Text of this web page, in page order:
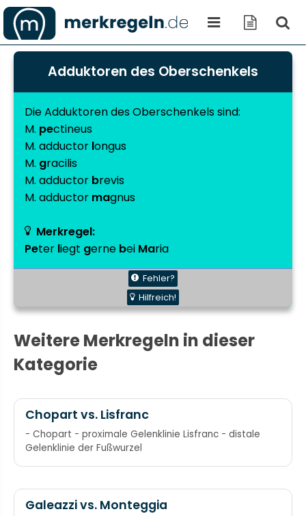
Adduktoren des Oberschenkels
Die Adduktoren des Oberschenkels sind:
M. pectineus
M. adductor longus
M. gracilis
M. adductor brevis
M. adductor magnus
Merkregel:
Peter liegt gerne bei Maria
Fehler?
Hilfreich!
Weitere Merkregeln in dieser
Kategorie
Chopart vs. Lisfranc
- Chopart - proximale Gelenklinie Lisfranc - distale
Gelenklinie der Fußwurzel
Galeazzi vs. Monteggia